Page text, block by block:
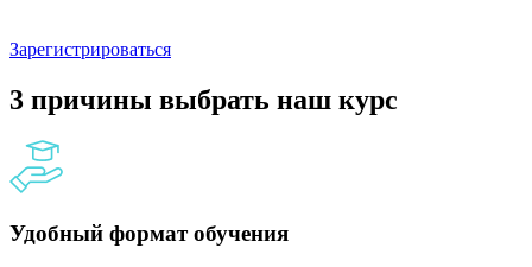
Зарегистрироваться
3 причины выбрать наш курс
Удобный формат обучения